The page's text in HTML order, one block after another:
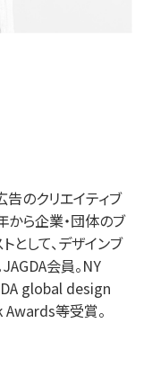
のクリエイティブ
から企業・団体のブ
として、デザインブ
会員。NY
global design
等受賞。